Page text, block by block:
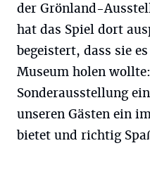
der Grönland-
hat das Spiel dort
begeistert, dass sie
Museum holen
Sonderausstellung
unseren Gästen ein
bietet und richtig